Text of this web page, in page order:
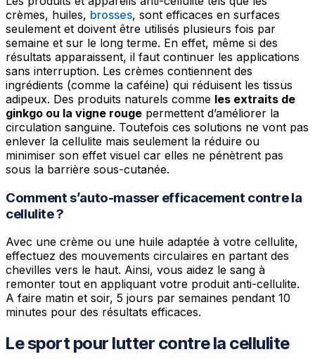
crèmes, huiles, brosses, sont efficaces en surfaces
seulement et doivent être utilisés plusieurs fois par
semaine et sur le long terme. En effet, même si des
résultats apparaissent, il faut continuer les applications
sans interruption. Les crèmes contiennent des
ingrédients (comme la caféine) qui réduisent les tissus
adipeux. Des produits naturels comme les extraits de
ginkgo ou la vigne rouge permettent d’améliorer la
circulation sanguine. Toutefois ces solutions ne vont pas
enlever la cellulite mais seulement la réduire ou
minimiser son effet visuel car elles ne pénètrent pas
sous la barrière sous-cutanée.
Comment s’auto-masser efficacement contre la
cellulite ?
Avec une crème ou une huile adaptée à votre cellulite,
effectuez des mouvements circulaires en partant des
chevilles vers le haut. Ainsi, vous aidez le sang à
remonter tout en appliquant votre produit anti-cellulite.
A faire matin et soir, 5 jours par semaines pendant 10
minutes pour des résultats efficaces.
Le sport pour lutter contre la cellulite